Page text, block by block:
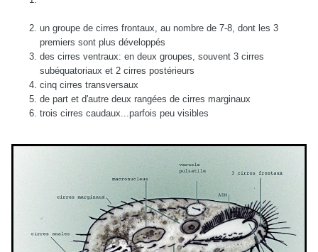
un groupe de cirres frontaux, au nombre de 7-8, dont les 3
premiers sont plus développés
des cirres ventraux: en deux groupes, souvent 3 cirres
subéquatoriaux et 2 cirres postérieurs
cinq cirres transversaux
de part et d'autre deux rangées de cirres marginaux
trois cirres caudaux...parfois peu visibles